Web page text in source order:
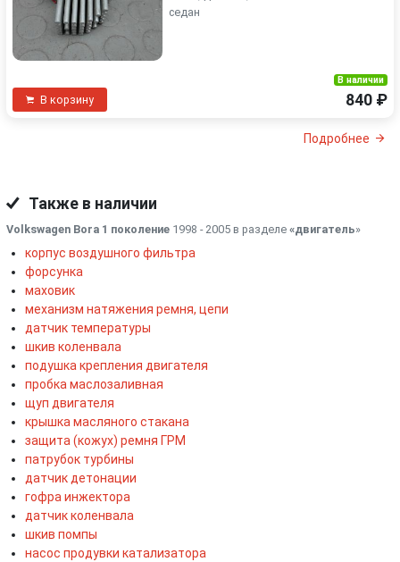
седан
В корзину
В наличии
840 ₽
Подробнее
Также в наличии
Volkswagen Bora 1 поколение 1998 - 2005 в разделе «двигатель»
корпус воздушного фильтра
форсунка
маховик
механизм натяжения ремня, цепи
датчик температуры
шкив коленвала
подушка крепления двигателя
пробка маслозаливная
щуп двигателя
крышка масляного стакана
защита (кожух) ремня ГРМ
патрубок турбины
датчик детонации
гофра инжектора
датчик коленвала
шкив помпы
насос продувки катализатора